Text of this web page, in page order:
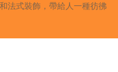
法式裝飾，帶給人一種彷彿